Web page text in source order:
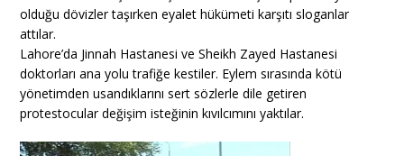
olduğu dövizler taşırken eyalet hükümeti karşıtı sloganlar
attılar.
Lahore’da Jinnah Hastanesi ve Sheikh Zayed Hastanesi
doktorları ana yolu trafiğe kestiler. Eylem sırasında kötü
yönetimden usandıklarını sert sözlerle dile getiren
protestocular değişim isteğinin kıvılcımını yaktılar.